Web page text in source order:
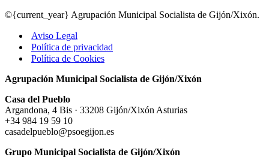
©{current_year} Agrupación Municipal Socialista de Gijón/Xixón.
Aviso Legal
Política de privacidad
Política de Cookies
Agrupación Municipal Socialista de Gijón/Xixón
Casa del Pueblo
Argandona, 4 Bis · 33208 Gijón/Xixón Asturias
+34 984 19 59 10
casadelpueblo@psoegijon.es
Grupo Municipal Socialista de Gijón/Xixón